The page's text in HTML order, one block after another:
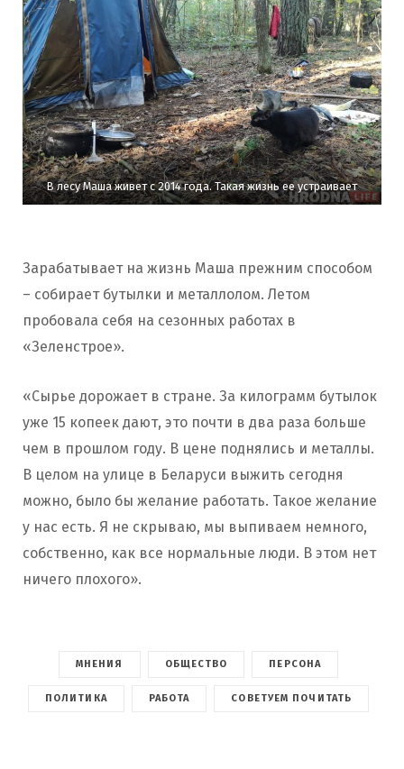
В лесу Маша живет с 2014 года. Такая жизнь ее устраивает
Зарабатывает на жизнь Маша прежним способом
– собирает бутылки и металлолом. Летом
пробовала себя на сезонных работах в
«Зеленстрое».
«Сырье дорожает в стране. За килограмм бутылок
уже 15 копеек дают, это почти в два раза больше
чем в прошлом году. В цене поднялись и металлы.
В целом на улице в Беларуси выжить сегодня
можно, было бы желание работать. Такое желание
у нас есть. Я не скрываю, мы выпиваем немного,
собственно, как все нормальные люди. В этом нет
ничего плохого».
МНЕНИЯ ОБЩЕСТВО ПЕРСОНА
ПОЛИТИКА РАБОТА СОВЕТУЕМ ПОЧИТАТЬ